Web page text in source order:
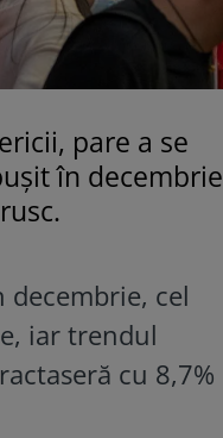
pare a se
în decembrie
cel
iar trendul
cu 8,7%